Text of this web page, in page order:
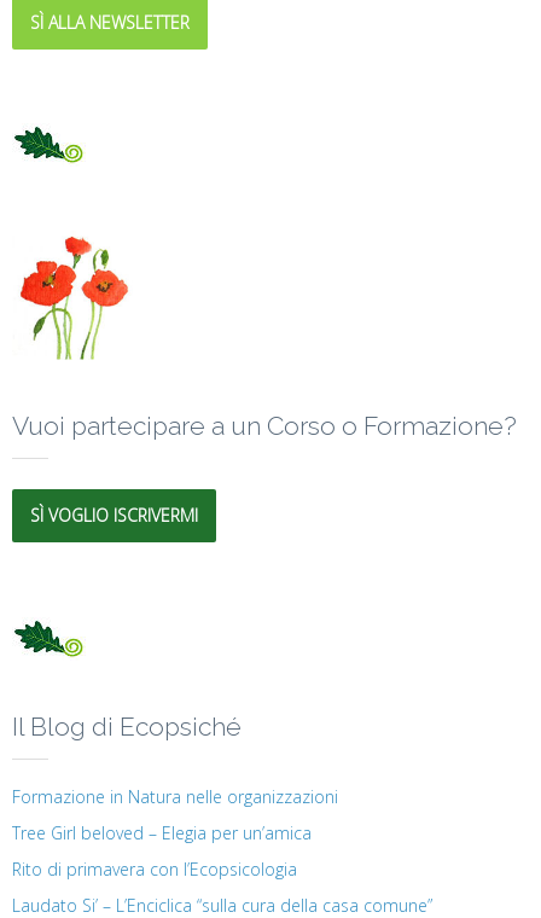
SÌ ALLA NEWSLETTER
Vuoi partecipare a un Corso o Formazione?
SÌ VOGLIO ISCRIVERMI
Il Blog di Ecopsiché
Formazione in Natura nelle organizzazioni
Tree Girl beloved – Elegia per un’amica
Rito di primavera con l’Ecopsicologia
Laudato Si’ – L’Enciclica “sulla cura della casa comune”